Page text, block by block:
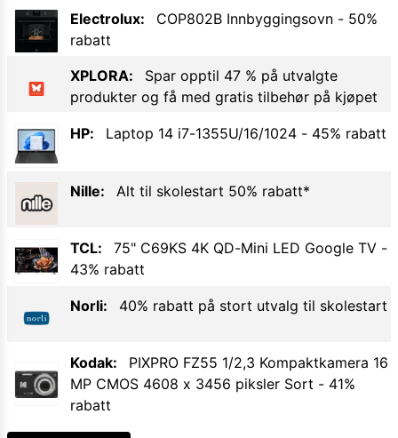
Electrolux: COP802B Innbyggingsovn - 50%
rabatt
XPLORA:
Spar opptil 47 % på utvalgte
produkter og få med gratis tilbehør på kjøpet
HP: Laptop 14 i7-1355U/16/1024 - 45% rabatt
Nille: Alt til skolestart 50% rabatt*
TCL: 75" C69KS 4K QD-Mini LED Google TV -
43% rabatt
Norli: 40% rabatt på stort utvalg til skolestart
Kodak:
PIXPRO FZ55 1/2,3 Kompaktkamera 16
MP CMOS 4608 x 3456 piksler Sort - 41%
rabatt